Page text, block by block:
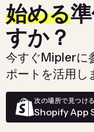
始める
すか？
今すぐMiplerに
ポートを活用し
次の場所で見つける
Shopify App